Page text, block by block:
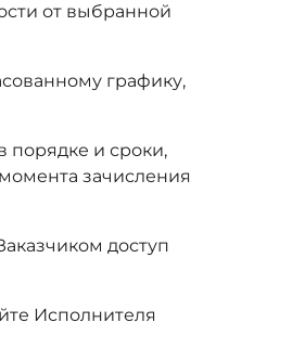
от выбранной
графику,
порядке и сроки,
зачисления
доступ
Исполнителя